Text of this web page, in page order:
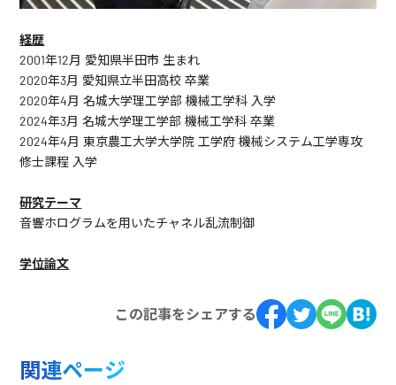
経歴
2001年12月 愛知県半田市 生まれ
2020年3月 愛知県立半田高校 卒業
2020年4月 名城大学理工学部 機械工学科 入学
2024年3月 名城大学理工学部 機械工学科 卒業
2024年4月 東京農工大学大学院 工学府 機械システム工学専攻
修士課程 入学
研究テーマ
音響ホログラムを用いたチャネル乱流制御
学位論文
この記事をシェアする
関連ページ